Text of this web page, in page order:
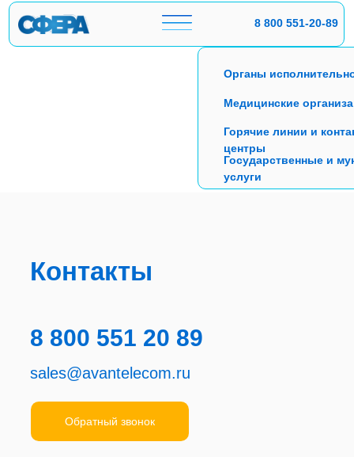
8 800 551-20-89
Органы
Медицинские
Горячие линии и
центры
Государственные и
услуги
sales@avantelecom.ru
Контакты
Обратный звонок
8 800 551 20 89